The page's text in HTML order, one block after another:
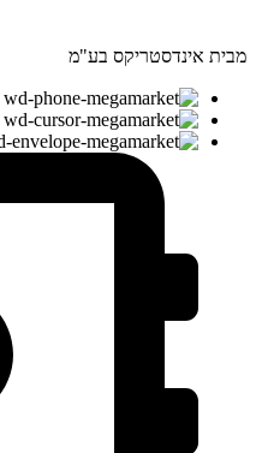
מבית אינדסטריקס בע"מ